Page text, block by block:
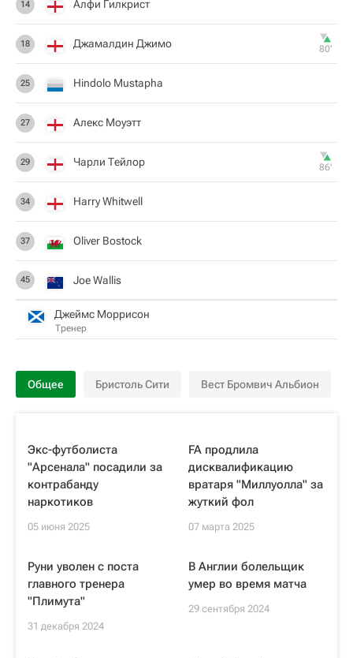
14 Алфи Гилкрист
18 Джамалдин Джимо 80‎’‎
25 Hindolo Mustapha
27 Алекс Моуэтт
29 Чарли Тейлор 86‎’‎
34 Harry Whitwell
37 Oliver Bostock
45 Joe Wallis
Джеймс Моррисон
Тренер
Общее Бристоль Сити Вест Бромвич Альбион
Экс-футболиста
"Арсенала" посадили за
контрабанду
наркотиков
05 июня 2025
FA продлила
дисквалификацию
вратаря "Миллуолла" за
жуткий фол
07 марта 2025
Руни уволен с поста
главного тренера
"Плимута"
31 декабря 2024
В Англии болельщик
умер во время матча
29 сентября 2024